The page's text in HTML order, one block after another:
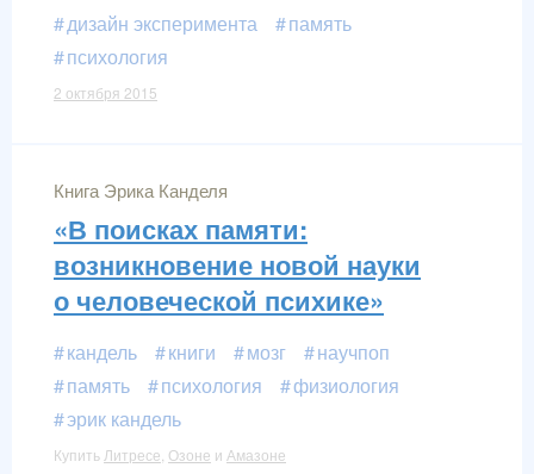
дизайн эксперимента
память
психология
2 октября 2015
Книга Эрика Канделя
«В поисках памяти:
возникновение новой науки
о человеческой психике»
кандель книги мозг
научпоп
память
психология
физиология
эрик кандель
Купить Литресе Озоне и Амазоне